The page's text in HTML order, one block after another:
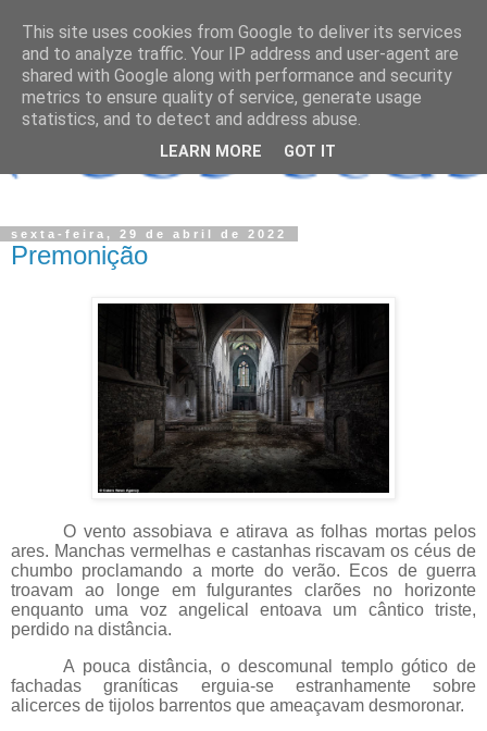
sexta-feira, 29 de abril de 2022
Premonição
O vento assobiava e atirava as folhas mortas pelos
ares. Manchas vermelhas e castanhas riscavam os céus de
chumbo proclamando a morte do verão. Ecos de guerra
troavam ao longe em fulgurantes clarões no horizonte
enquanto uma voz angelical entoava um cântico triste,
perdido na distância.
A pouca distância, o descomunal templo gótico de
fachadas graníticas erguia-se estranhamente sobre
alicerces de tijolos barrentos que ameaçavam desmoronar.
This site uses cookies from Google to deliver its services
and to analyze traffic. Your IP address and user-agent are
shared with Google along with performance and security
metrics to ensure quality of service, generate usage
statistics, and to detect and address abuse.
LEARN MORE GOT IT